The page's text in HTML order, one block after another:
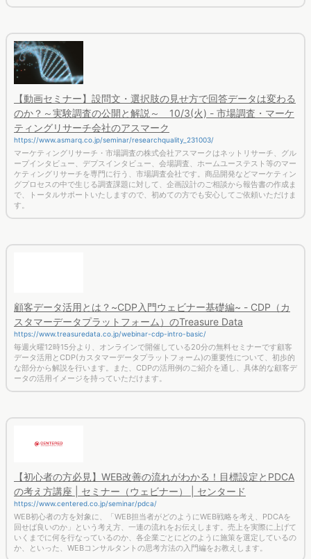
【動画セミナー】設問文・選択肢の見せ方で回答データは変わる
のか？～実験調査の公開と解説～ 10/3(火) - 市場調査・マーケ
ティングリサーチ会社のアスマーク
https://www.asmarq.co.jp/seminar/researchquality_231003/
マーケティングリサーチ・市場調査の株式会社アスマークはネットリサーチ、グル
ープインタビュー、デプスインタビュー、会場調査、ホームユーステスト等のマー
ケティングリサーチを専門に行う、市場調査会社です。商品開発などマーケティン
グプロセスの中で生じる調査課題に対して、企画設計のご相談から報告書の作成ま
で、トータルサポートいたしますので、初めての方でも安心してご依頼いただけま
す。
顧客データ活用とは？~CDP入門ウェビナー基礎編~ - CDP（カ
スタマーデータプラットフォーム）のTreasure Data
https://www.treasuredata.co.jp/webinar-cdp-intro-basic/
毎週火曜12時15分より、オンラインで開催している20分の無料セミナーです顧客
データ活用とCDP(カスタマーデータプラットフォーム)の重要性について、初歩的
な部分から解説を行います。また、CDPの活用例のご紹介を通し、具体的な顧客デ
ータの活用イメージを持っていただけます。
【初心者の方必見】WEB改善の流れがわかる！目標設定とPDCA
の考え方講座 | セミナー（ウェビナー） | センタード
https://www.centered.co.jp/seminar/pdca/
WEB初心者の方を対象に、「WEB担当者がどのようにWEB戦略を考え、PDCAを
回せば良いのか」という考え方、一連の流れをお伝えします。売上を実際に上げて
いくまでに何を行なっているのか、各企業ごとにどのように施策を選定しているの
か、といった、WEBコンサルタントの思考方法の入門編をお教えします。